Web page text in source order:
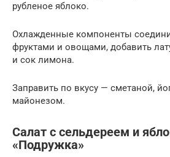
рубленое яблоко.
Охлажденные компоненты
фруктами и овощами, добавить
и сок лимона.
Заправить по вкусу — сметаной,
майонезом.
Салат с сельдереем и
«Подружка»